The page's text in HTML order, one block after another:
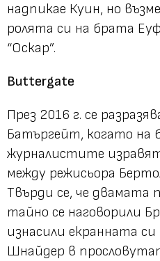
надпикае Куин, но
ролята си на брата
“Оскар”.
Buttergate
През 2016 г. се
Батъргейт, когато на
журналистите
между режисьора
Твърди се, че двамата
тайно се наговорили
изнасили екранната
Шнайдер в